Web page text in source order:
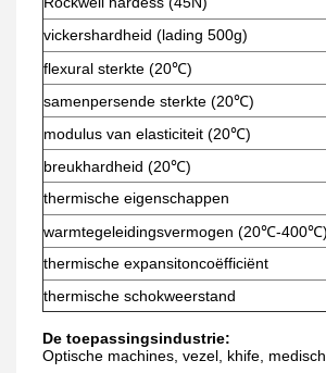
vickershardheid (lading 500g)
flexural sterkte (20℃)
samenpersende sterkte (20℃)
modulus van elasticiteit (20℃)
breukhardheid (20℃)
thermische eigenschappen
warmtegeleidingsvermogen (20℃-400℃)
thermische expansitoncoëfficiënt
thermische schokweerstand
De toepassingsindustrie:
Optische machines, vezel, khife,